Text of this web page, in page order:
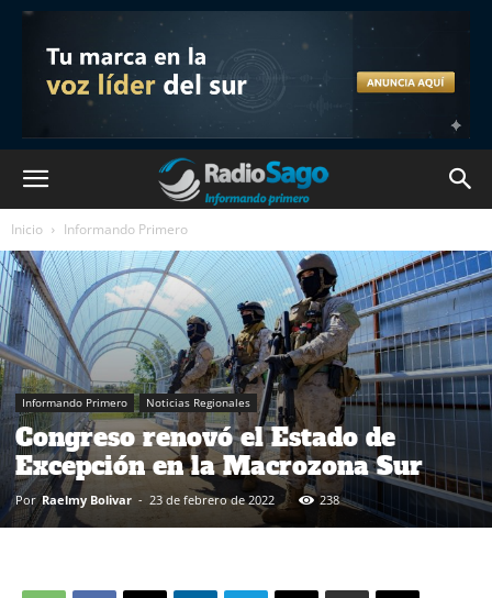
Inicio Informando Primero
Informando Primero Noticias Regionales
Congreso renovó el Estado de
Excepción en la Macrozona Sur
Por Raelmy Bolivar - 23 de febrero de 2022 238